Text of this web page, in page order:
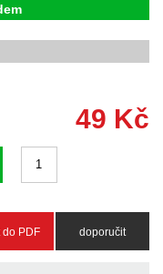
49 Kč
do PDF doporučit